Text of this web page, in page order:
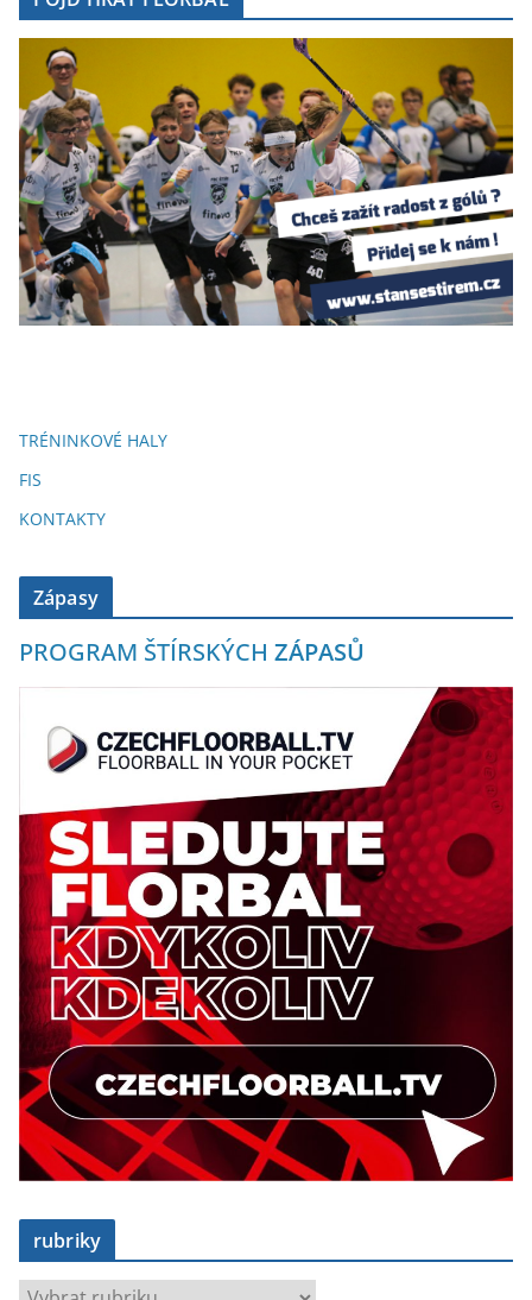
TRÉNINKOVÉ HALY
FIS
KONTAKTY
Zápasy
PROGRAM ŠTÍRSKÝCH ZÁPASŮ
rubriky